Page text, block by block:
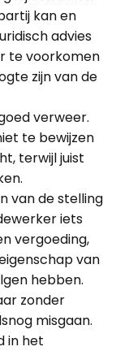
kan en
advies
te voorkomen
zijn van de
verweer.
te bewijzen
terwijl juist
van de stelling
iets
vergoeding,
van
hebben.
zonder
misgaan.
in het